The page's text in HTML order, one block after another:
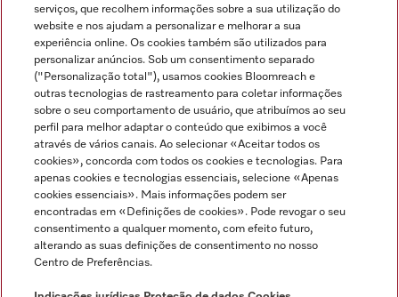
Indicações jurídicas
Condições gerais
Proteção de dados
Condições de utilização
Canal de Ética
Miele no Instagram
Miele no Facebook
Miele no Youtube
serviços, que recolhem informações sobre a sua utilização do
website e nos ajudam a personalizar e melhorar a sua
experiência online. Os cookies também são utilizados para
personalizar anúncios. Sob um consentimento separado
("Personalização total"), usamos cookies Bloomreach e
outras tecnologias de rastreamento para coletar informações
sobre o seu comportamento de usuário, que atribuímos ao seu
perfil para melhor adaptar o conteúdo que exibimos a você
através de vários canais. Ao selecionar «Aceitar todos os
cookies», concorda com todos os cookies e tecnologias. Para
apenas cookies e tecnologias essenciais, selecione «Apenas
cookies essenciais». Mais informações podem ser
encontradas em «Definições de cookies». Pode revogar o seu
consentimento a qualquer momento, com efeito futuro,
alterando as suas definições de consentimento no nosso
Centro de Preferências.